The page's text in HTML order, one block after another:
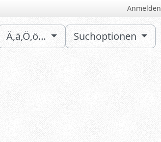
Anmelden
Ä,ä,Ö,ö… Suchoptionen